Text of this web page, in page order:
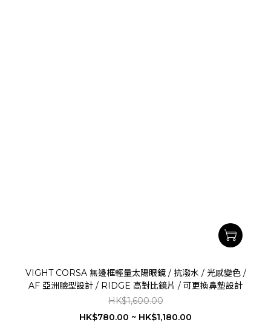
VIGHT CORSA 無邊框輕量太陽眼鏡 / 抗潑水 / 光感變色 /
AF 亞洲臉型設計 / RIDGE 高對比鏡片 / 可更換鼻墊設計
HK$1,600.00
HK$780.00 ~ HK$1,180.00